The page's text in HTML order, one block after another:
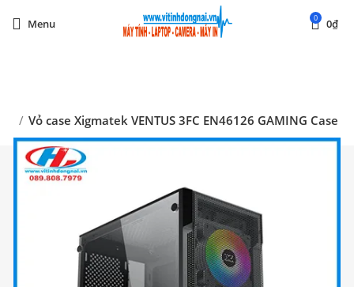
Menu 0 0₫
Vỏ case Xigmatek VENTUS 3FC EN46126 GAMING Case